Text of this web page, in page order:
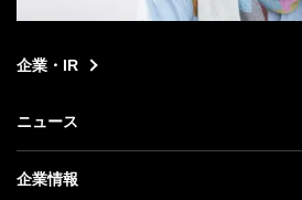
企業・IR
ニュース
ニュース トップ
企業情報